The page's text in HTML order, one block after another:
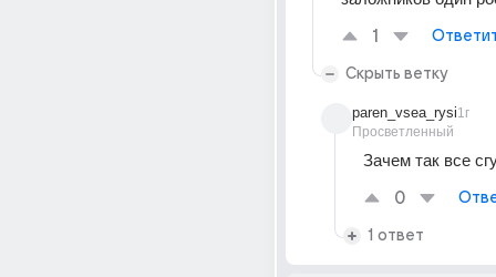
1
Скрыть ветку
paren_vsea_rysi
Просветленный
1г
Зачем так все
0
1 ответ